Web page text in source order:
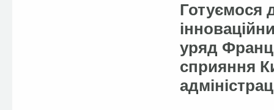
Готуємося
уряд
сприяння